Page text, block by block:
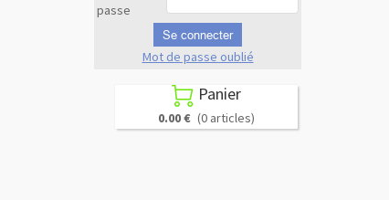
passe
Se connecter
Mot de passe oublié
 Panier
0.00 € (0 articles)